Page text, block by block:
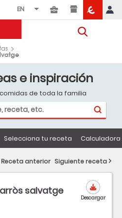
e inspiración
de toda la familia
Selecciona tu receta
salvatge
Descargar
Receta anterior Siguiente receta